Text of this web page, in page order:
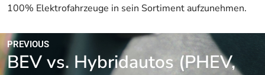
100% Elektrofahrzeuge in sein Sortiment aufzunehmen.
PREVIOUS
BEV vs. Hybridautos (PHEV,